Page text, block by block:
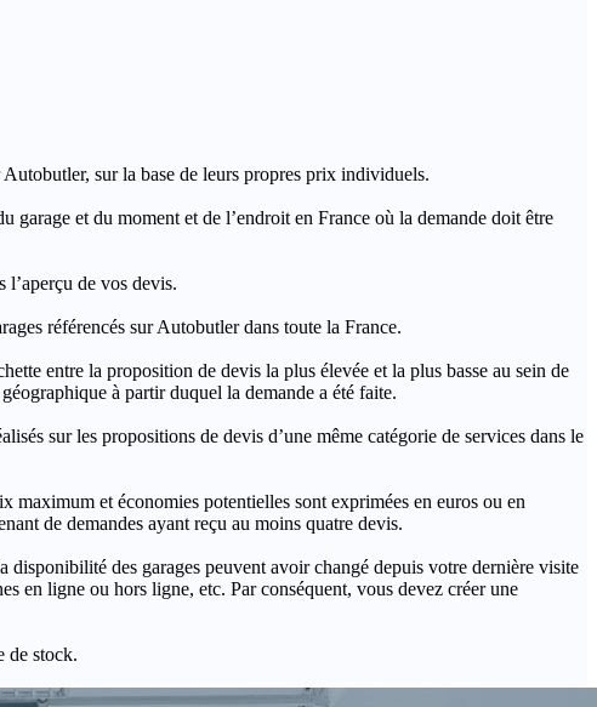
sur la base de leurs propres prix individuels.
et du moment et de l’endroit en France où la demande doit être
l’aperçu de vos devis.
référencés sur Autobutler dans toute la France.
entre la proposition de devis la plus élevée et la plus basse au sein de
à partir duquel la demande a été faite.
sur les propositions de devis d’une même catégorie de services dans le
et économies potentielles sont exprimées en euros ou en
de demandes ayant reçu au moins quatre devis.
des garages peuvent avoir changé depuis votre dernière visite
en ligne ou hors ligne, etc. Par conséquent, vous devez créer une
de stock.